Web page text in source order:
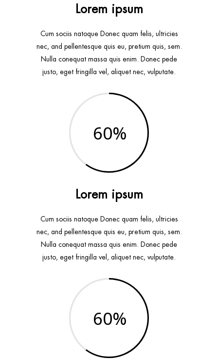
Lorem ipsum
Cum sociis natoque Donec quam felis, ultricies
nec, and pellentesque quis eu, pretium quis, sem.
Nulla conequat massa quis enim. Donec pede
justo, eget fringilla vel, aliquet nec, vulputate.
60
Lorem ipsum
Cum sociis natoque Donec quam felis, ultricies
nec, and pellentesque quis eu, pretium quis, sem.
Nulla conequat massa quis enim. Donec pede
justo, eget fringilla vel, aliquet nec, vulputate.
60